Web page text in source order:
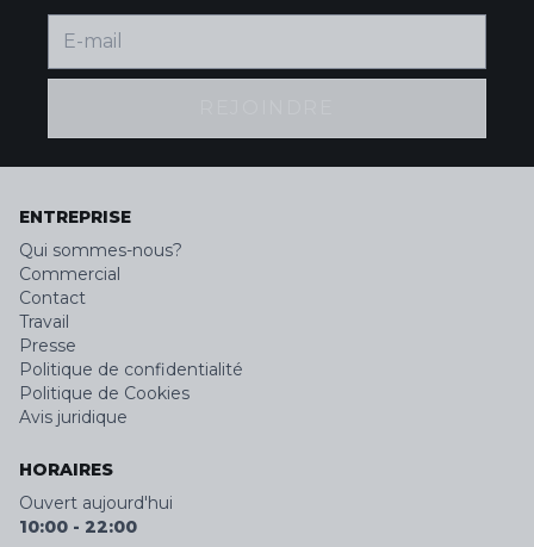
ENTREPRISE
Qui sommes-nous?
Commercial
Contact
Travail
Presse
Politique de confidentialité
Politique de Cookies
Avis juridique
HORAIRES
Ouvert aujourd'hui
10:00 - 22:00